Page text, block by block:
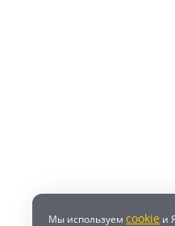
Мы используем cookie и